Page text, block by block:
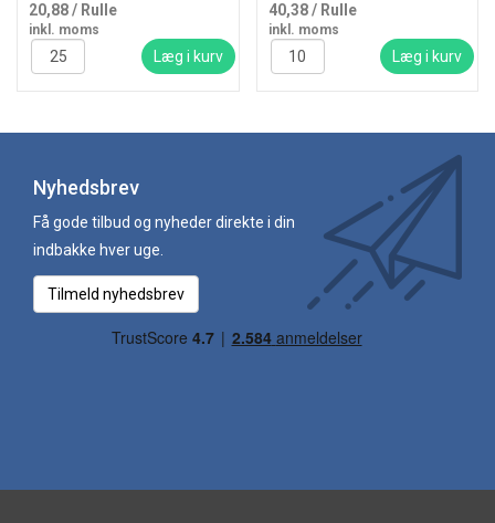
20,88/ Rulle
inkl. moms
Læg i kurv
40,38/ Rulle
inkl. moms
Læg i kurv
Nyhedsbrev
Få gode tilbud og nyheder direkte i din
indbakke hver uge.
Tilmeld nyhedsbrev